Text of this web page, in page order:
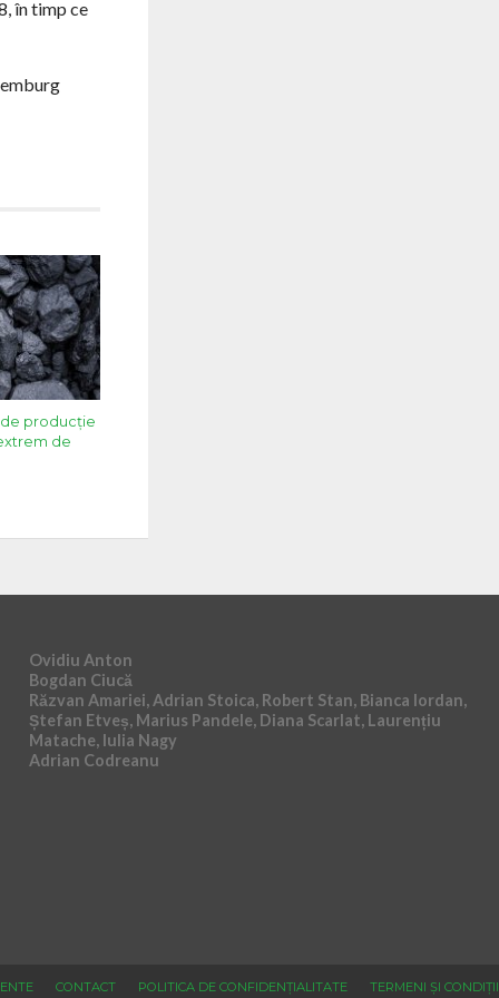
în timp ce
producție
de
Ovidiu Anton
Bogdan Ciucă
Răzvan Amariei, Adrian Stoica, Robert Stan, Bianca Iordan,
Ștefan Etveș, Marius Pandele, Diana Scarlat, Laurențiu
Matache, Iulia Nagy
Adrian Codreanu
CONTACT POLITICA DE CONFIDENȚIALITATE TERMENI ȘI CONDIȚII